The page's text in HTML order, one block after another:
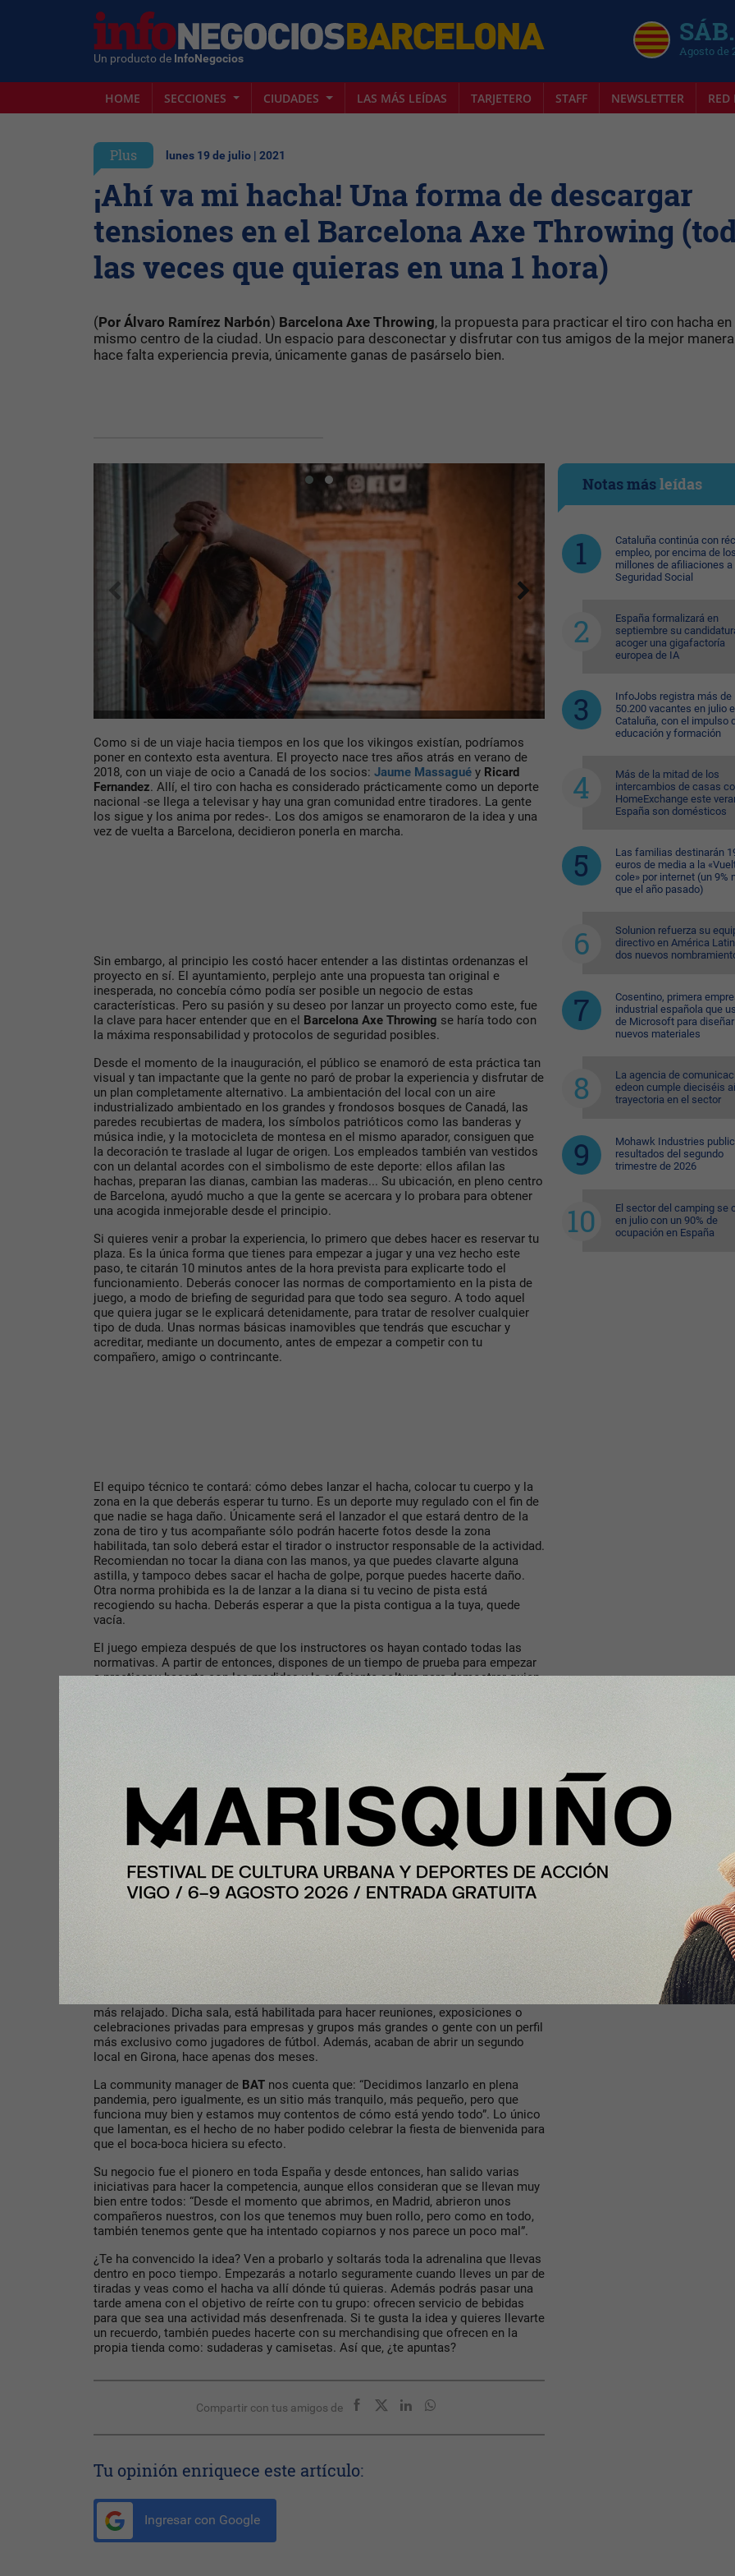
Un producto de InfoNegocios Agosto de
HOME SECCIONES CIUDADES LAS MÁS LEÍDAS TARJETERO STAFF NEWSLETTER RED
Plus lunes 19 de julio | 2021
¡Ahí va mi hacha! Una forma de descargar
tensiones en el Barcelona Axe Throwing
las veces que quieras en una 1 hora)
(Por Álvaro Ramírez Narbón) Barcelona Axe Throwing, la propuesta para practicar el tiro con hacha en
mismo centro de la ciudad. Un espacio para desconectar y disfrutar con tus amigos de la mejor
hace falta experiencia previa, únicamente ganas de pasárselo bien.
Como si de un viaje hacia tiempos en los que los vikingos existían, podríamos
poner en contexto esta aventura. El proyecto nace tres años atrás en verano de
2018, con un viaje de ocio a Canadá de los socios: Jaume Massagué y Ricard
Fernandez. Allí, el tiro con hacha es considerado prácticamente como un deporte
nacional -se llega a televisar y hay una gran comunidad entre tiradores. La gente
los sigue y los anima por redes-. Los dos amigos se enamoraron de la idea y una
vez de vuelta a Barcelona, decidieron ponerla en marcha.
Sin embargo, al principio les costó hacer entender a las distintas ordenanzas el
proyecto en sí. El ayuntamiento, perplejo ante una propuesta tan original e
inesperada, no concebía cómo podía ser posible un negocio de estas
características. Pero su pasión y su deseo por lanzar un proyecto como este, fue
la clave para hacer entender que en el
Barcelona Axe Throwing se haría todo con
la máxima responsabilidad y protocolos de seguridad posibles.
Desde el momento de la inauguración, el público se enamoró de esta práctica tan
visual y tan impactante que la gente no paró de probar la experiencia y disfrutar de
un plan completamente alternativo. La ambientación del local con un aire
industrializado ambientado en los grandes y frondosos bosques de Canadá, las
paredes recubiertas de madera, los símbolos patrióticos como las banderas y
música indie, y la motocicleta de montesa en el mismo aparador, consiguen que
la decoración te traslade al lugar de origen. Los empleados también van vestidos
con un delantal acordes con el simbolismo de este deporte: ellos afilan las
hachas, preparan las dianas, cambian las maderas... Su ubicación, en pleno centro
de Barcelona, ayudó mucho a que la gente se acercara y lo probara para obtener
una acogida inmejorable desde el principio.
Si quieres venir a probar la experiencia, lo primero que debes hacer es reservar tu
plaza. Es la única forma que tienes para empezar a jugar y una vez hecho este
paso, te citarán 10 minutos antes de la hora prevista para explicarte todo el
funcionamiento. Deberás conocer las normas de comportamiento en la pista de
juego, a modo de briefing de seguridad para que todo sea seguro. A todo aquel
que quiera jugar se le explicará detenidamente, para tratar de resolver cualquier
tipo de duda. Unas normas básicas inamovibles que tendrás que escuchar y
acreditar, mediante un documento, antes de empezar a competir con tu
compañero, amigo o contrincante.
El equipo técnico te contará: cómo debes lanzar el hacha, colocar tu cuerpo y la
zona en la que deberás esperar tu turno. Es un deporte muy regulado con el fin de
que nadie se haga daño. Únicamente será el lanzador el que estará dentro de la
zona de tiro y tus acompañante sólo podrán hacerte fotos desde la zona
habilitada, tan solo deberá estar el tirador o instructor responsable de la actividad.
Recomiendan no tocar la diana con las manos, ya que puedes clavarte alguna
astilla, y tampoco debes sacar el hacha de golpe, porque puedes hacerte daño.
Otra norma prohibida es la de lanzar a la diana si tu vecino de pista está
recogiendo su hacha. Deberás esperar a que la pista contigua a la tuya, quede
vacía.
El juego empieza después de que los instructores os hayan contado todas las
normativas. A partir de entonces, dispones de un tiempo de prueba para empezar
a practicar y hacerte con las medidas y la suficiente soltura para demostrar quien
estándar ronda los € 16 por persona y podréis organizaros en grupos de cuatro
personas por diana. A medida que seáis más gente, os iréis distribuyendo por
dianas, pero el precio disminuirá.
Diez de ellas en la planta principal más otras tres en un sala vip acondicionada
para un club más exclusivo de jugadores y clientes más excepcionales. Desde
ahora puedes formar parte del club premium del BAT y disfrutar de un espacio
más relajado. Dicha sala, está habilitada para hacer reuniones, exposiciones o
celebraciones privadas para empresas y grupos más grandes o gente con un perfil
más exclusivo como jugadores de fútbol. Además, acaban de abrir un segundo
local en Girona, hace apenas dos meses.
La community manager de BAT nos cuenta que: “Decidimos lanzarlo en plena
pandemia, pero igualmente, es un sitio más tranquilo, más pequeño, pero que
funciona muy bien y estamos muy contentos de cómo está yendo todo”. Lo único
que lamentan, es el hecho de no haber podido celebrar la fiesta de bienvenida para
que el boca-boca hiciera su efecto.
Su negocio fue el pionero en toda España y desde entonces, han salido varias
iniciativas para hacer la competencia, aunque ellos consideran que se llevan muy
bien entre todos: “Desde el momento que abrimos, en Madrid, abrieron unos
compañeros nuestros, con los que tenemos muy buen rollo, pero como en todo,
también tenemos gente que ha intentado copiarnos y nos parece un poco mal”.
¿Te ha convencido la idea? Ven a probarlo y soltarás toda la adrenalina que llevas
dentro en poco tiempo. Empezarás a notarlo seguramente cuando lleves un par de
tiradas y veas como el hacha va allí dónde tú quieras. Además podrás pasar una
tarde amena con el objetivo de reírte con tu grupo: ofrecen servicio de bebidas
para que sea una actividad más desenfrenada. Si te gusta la idea y quieres llevarte
un recuerdo, también puedes hacerte con su merchandising que ofrecen en la
propia tienda como: sudaderas y camisetas. Así que, ¿te apuntas?
Compartir con tus amigos de
Tu opinión enriquece este artículo:
Ingresar con Google
Notas másleídas
Cataluña continúa con
empleo, por encima de
millones de afiliaciones a
Seguridad Social
España formalizará en
septiembre su
acoger una gigafactoría
europea de IA
InfoJobs registra más de
50.200 vacantes en julio
Cataluña, con el impulso
educación y formación
Más de la mitad de los
intercambios de casas
HomeExchange este
España son domésticos
Las familias destinarán
euros de media a la
cole» por internet (un 9%
que el año pasado)
Solunion refuerza su
directivo en América
dos nuevos
Cosentino, primera
industrial española que
de Microsoft para diseñar
nuevos materiales
La agencia de
edeon cumple dieciséis
trayectoria en el sector
Mohawk Industries
resultados del segundo
trimestre de 2026
El sector del camping se
en julio con un 90% de
ocupación en España